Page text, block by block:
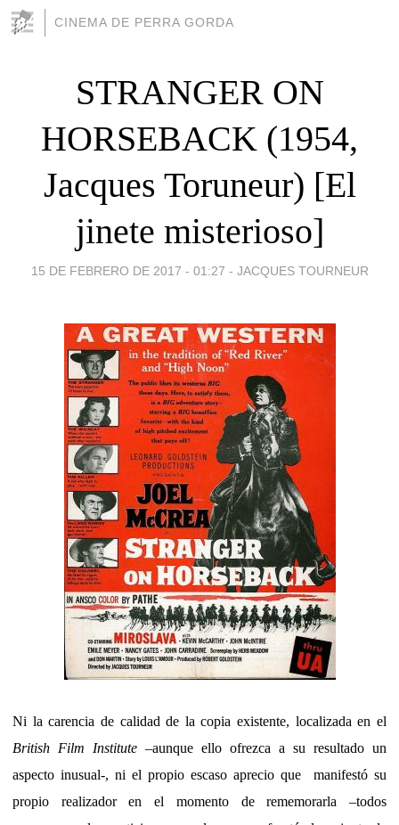
CINEMA DE PERRA GORDA
STRANGER ON
HORSEBACK (1954,
Jacques Toruneur) [El
jinete misterioso]
15 DE FEBRERO DE 2017 - 01:27 - JACQUES TOURNEUR
Ni la carencia de calidad de la copia existente, localizada en el
British Film Institute –aunque ello ofrezca a su resultado un
aspecto inusual-, ni el propio escaso aprecio que manifestó su
propio realizador en el momento de rememorarla –todos